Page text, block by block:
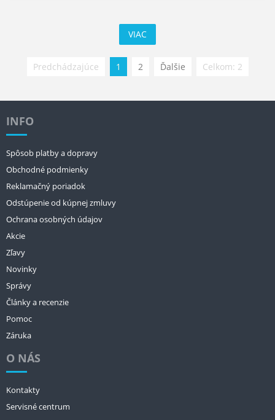
VIAC
Predchádzajúce 1 2 Ďalšie Celkom: 2
INFO
Spôsob platby a dopravy
Obchodné podmienky
Reklamačný poriadok
Odstúpenie od kúpnej zmluvy
Ochrana osobných údajov
Akcie
Zľavy
Novinky
Správy
Články a recenzie
Pomoc
Záruka
O NÁS
Kontakty
Servisné centrum